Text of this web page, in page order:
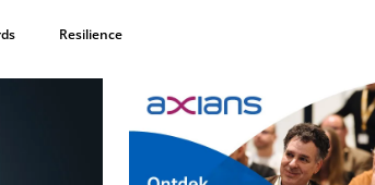
Resilience